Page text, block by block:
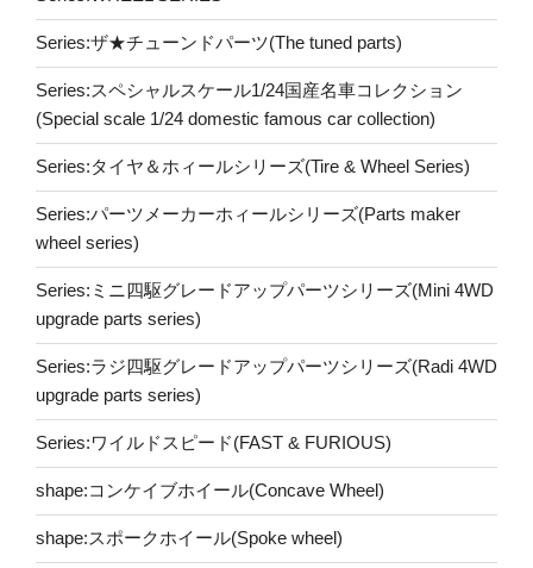
Series:ザ★チューンドパーツ(The tuned parts)
Series:スペシャルスケール1/24国産名車コレクション
(Special scale 1/24 domestic famous car collection)
Series:タイヤ＆ホィールシリーズ(Tire & Wheel Series)
Series:パーツメーカーホィールシリーズ(Parts maker
wheel series)
Series:ミニ四駆グレードアップパーツシリーズ(Mini 4WD
upgrade parts series)
Series:ラジ四駆グレードアップパーツシリーズ(Radi 4WD
upgrade parts series)
Series:ワイルドスピード(FAST & FURIOUS)
shape:コンケイブホイール(Concave Wheel)
shape:スポークホイール(Spoke wheel)